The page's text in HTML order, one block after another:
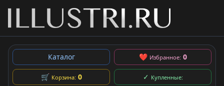
Каталог ❤ Избранное: 0
🛒 Корзина: 0 ✓ Купленные: